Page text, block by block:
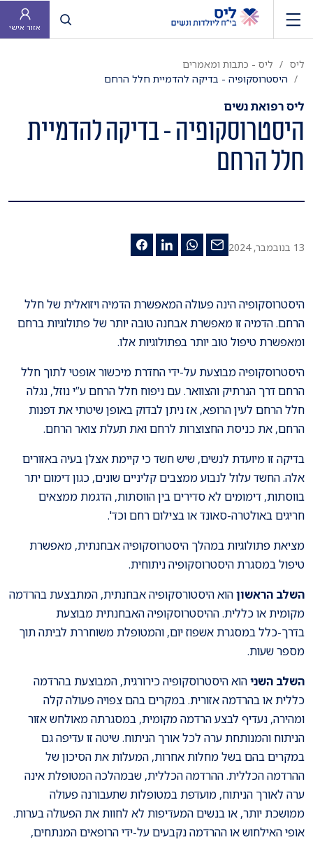
פתח חיפוש
אזור אישי
ליס
ליס - כתבות ומאמרים
היסטרוסקופיה - בדיקה להדמיית חלל הרחם
ליס רפואת נשים
היסטרוסקופיה - בדיקה להדמיית
חלל הרחם
13 בנובמבר, 2024
היסטרוסקופיה הינה פעולה המאפשרת הדמיה ויזואלית של חלל
הרחם. הדמיה זו מאפשרת אבחנה טובה יותר של פתולוגיות ברחם
ומאפשרת טיפול טוב יותר בפתולוגיות אלו.
היסטרוסקופיה מבוצעת על-ידי החדרת מיכשור אופטי לתוך חלל
הרחם דרך הנרתיק והצוואר. עם ניפוח חלל הרחם ע”י נוזל, נגלה
חלל הרחם לעין הרופא, אז ניתן לבדוק באופן שיטתי את דפנות
הרחם, את כניסת החצוצרות לרחם ואת תעלת צואר הרחם.
בדיקה זו מיועדת לנשים, שיש חשד כי קיימת אצלן בעיה באזורים
אלה. החשד עלול לנבוע ממצבים קליניים שונים, כגון דימום יתר
בווסתות, דימומים לא סדירים בין הווסתות, הדגמת ממצאים
חריגים באולטרה-סאונד או בצילום רחם וכד'.
מציאת פתולוגיות במהלך היסטרוסקופיה אבחנתית, מאפשרת
טיפול במסגרת היסטרוסקופיה ניתוחית.
השלב הראשוןהוא היסטורסקופיה אבחנתית, המתבצעת בהרדמה
מקומית או כללית. ההיסטרוסקופיה האבחנתית מבוצעת
בדרך-כלל במסגרת אשפוז יום, והמטופלת משוחררת לביתה תוך
מספר שעות.
השלב השניהוא היסטרוסקופיה כירורגית, המבוצעת בהרדמה
כללית או בהרדמה אזורית. במקרים בהם צפויה פעולה קלה
ומהירה, נעדיף לבצע הרדמה מקומית, במסגרתה מאולחש אזור
הניתוח והמנותחת ערה לכל אורך הניתוח. שיטה זו עדיפה גם
במקרים בהם בשל מחלות אחרות, המעלות את הסיכון של
ההרדמה הכללית. ההרדמה הכללית, שבמהלכה המטופלת אינה
ערה לאורך הניתוח, מועדפת במטופלות שתעבורנה פעולה
ממושכת יותר, או בנשים המעדיפות לא לחוות את הפעולה בערות.
אופי האילחוש או ההרדמה נקבעים על-ידי הרופאים המנתחים,